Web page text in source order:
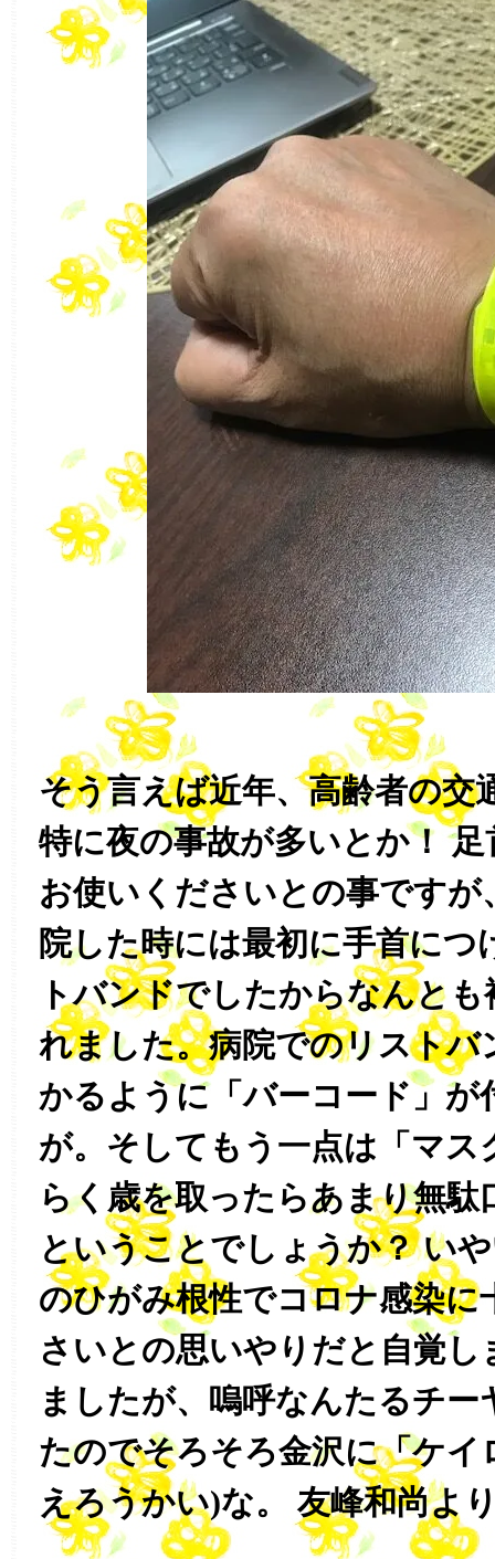
そう言えば近年、高齢者の交
特に夜の事故が多いとか！
お使いくださいとの事ですが
院した時には最初に手首につ
トバンドでしたからなんと
れました。病院でのリストバ
かるように「バーコード」が
が。そしてもう一点は「マス
らく歳を取ったらあまり無
ということでしょうか？ い
のひがみ根性でコロナ感染に
さいとの思いやりだと自覚し
ましたが、嗚呼なんたるチー
たのでそろそろ金沢に「ケイ
えろうかい)な。 友峰和尚よ